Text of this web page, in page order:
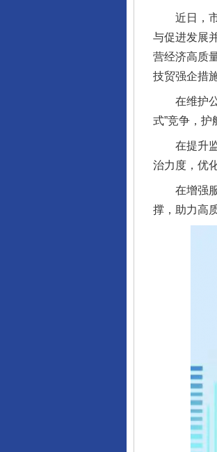
近日，市
与促进发展
营经济高质
技贸强企措
在维护公
式”竞争，护
在提升监
治力度，优
在增强服
撑，助力高